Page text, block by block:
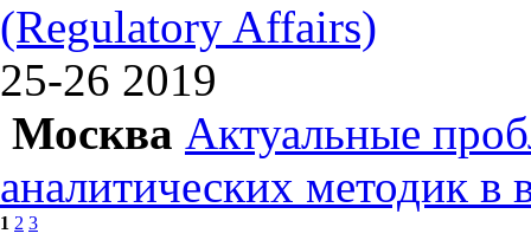
(Regulatory Affairs)
25-26 2019
Москва Актуальные
аналитических методик в
1 2 3